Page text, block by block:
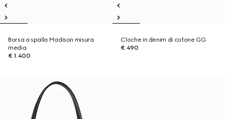
Borsa a spalla Madison misura
media
€ 1.400
Cloche in denim di cotone GG
€ 490